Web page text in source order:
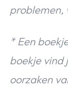
problemen,
* Een
boekje vind
oorzaken